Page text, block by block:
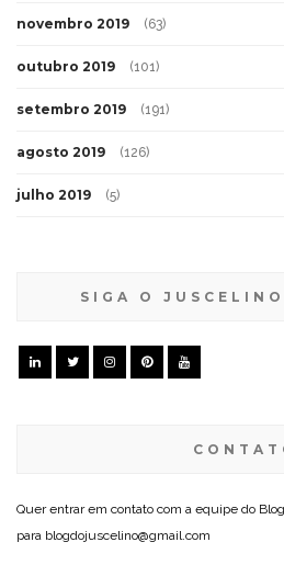
novembro 2019 (63)
outubro 2019 (101)
setembro 2019 (191)
agosto 2019 (126)
julho 2019 (5)
SIGA O
Quer entrar em contato com a equipe do
para blogdojuscelino@gmail.com